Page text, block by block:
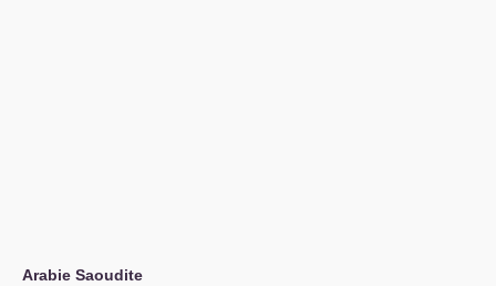
Arabie Saoudite